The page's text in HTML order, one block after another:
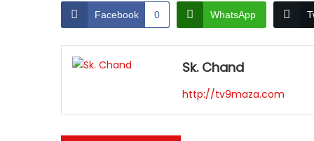
Facebook 0 WhatsApp
Sk. Chand
http://tv9maza.com